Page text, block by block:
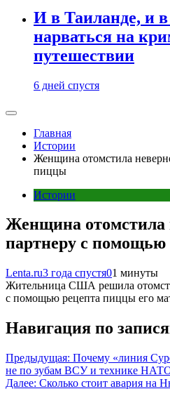
И в Таиланде, и
нарваться на
путешествии
6 дней спустя
Главная
Истории
Женщина отомстила
пиццы
Истории
Женщина отомстила
партнеру с
Lenta.ru3 года спустя01 минуты
Жительница США решила
с помощью рецепта пиццы его
Навигация по
Предыдущая: Почему «линия
не по зубам ВСУ и технике
Далее: Сколько стоит авария на